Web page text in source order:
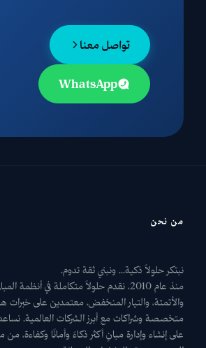
تواصل معنا
WhatsApp
من نحن
نبتكر حلولاً ذكية... ونبني ثقة تدوم.
منذ عام 2010، نقدم حلولاً متكاملة في أنظمة
والأتمتة، والتيار المنخفض، معتمدين على خبرات
متخصصة وشراكات مع أبرز الشركات العالمية.
على إنشاء وإدارة مبانٍ أكثر ذكاءً وأمانًا وكفاءة، من